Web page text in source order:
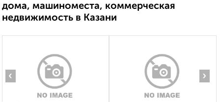
дома, машиноместа, коммерческая
недвижимость в Казани
‹ ›